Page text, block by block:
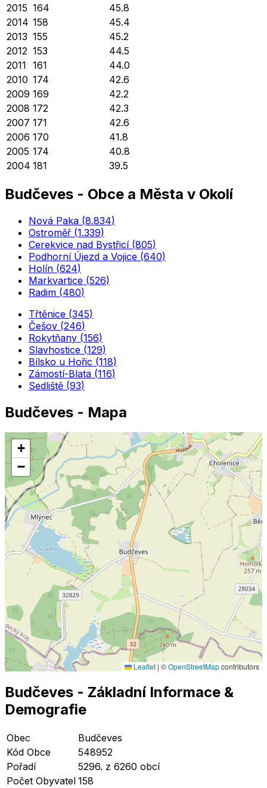
2015 164
45.8
2014 158
45.4
2013 155
45.2
2012 153
44.5
2011 161
44.0
2010 174
42.6
2009 169
42.2
2008 172
42.3
2007 171
42.6
2006 170
41.8
2005 174
40.8
2004 181 39.5
Budčeves - Obce a Města v Okolí
Nová Paka (8.834)
Ostroměř (1.339)
Cerekvice nad Bystřicí(805)
Podhorní Újezd a Vojice (640)
Holín (624)
Markvartice (526)
Radim (480)
Třtěnice (345)
Češov (246)
Rokytňany (156)
Slavhostice (129)
Bílsko u Hořic (118)
Zámostí-Blata (116)
Sedliště (93)
Budčeves - Mapa
+
−
Leaflet | ©OpenStreetMapcontributors
Budčeves - Základní Informace &
Demografie
Obec
Budčeves
Kód Obce
548952
Pořadí
5296. z 6260 obcí
Počet Obyvatel 158